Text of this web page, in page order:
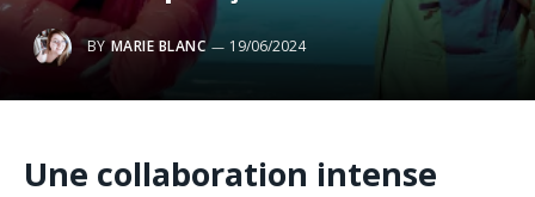
BY MARIE BLANC 19/06/2024
Une collaboration intense